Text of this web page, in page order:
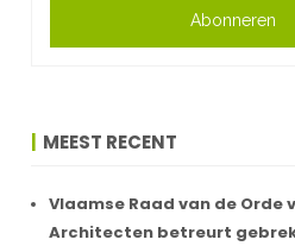
Abonneren
MEEST RECENT
Vlaamse Raad van de Orde
Architecten betreurt